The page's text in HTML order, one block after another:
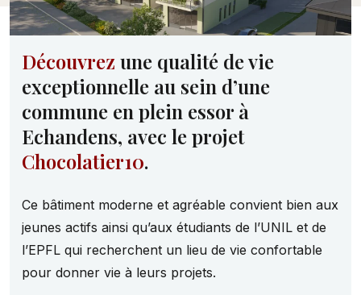
Découvrez une qualité de vie
exceptionnelle au sein d’une
commune en plein essor à
Echandens, avec le projet
Chocolatier10.
Ce bâtiment moderne et agréable convient bien aux
jeunes actifs ainsi qu’aux étudiants de l’UNIL et de
l’EPFL qui recherchent un lieu de vie confortable
pour donner vie à leurs projets.
s
i
e
n
t
i
l